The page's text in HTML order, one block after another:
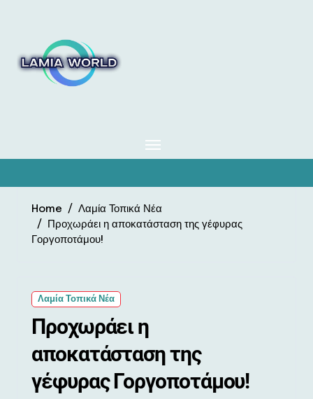
Home
Λαμία Τοπικά Νέα
Προχωράει η αποκατάσταση της γέφυρας
Γοργοποτάμου!
Λαμία Τοπικά Νέα
Προχωράει η
αποκατάσταση της
γέφυρας Γοργοποτάμου!